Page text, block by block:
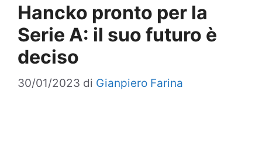
Hancko pronto per la
Serie A: il suo futuro è
deciso
30/01/2023 di Gianpiero Farina